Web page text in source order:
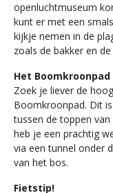
openluchtmuseum
kunt er met een
kijkje nemen in de
zoals de bakker en
Het Boomkroonpad
Zoek je liever de
Boomkroonpad. Dit
tussen de toppen
heb je een prachtig
via een tunnel onder
van het bos.
Fietstip!